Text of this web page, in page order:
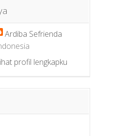
Ardiba Sefrienda
profil lengkapku